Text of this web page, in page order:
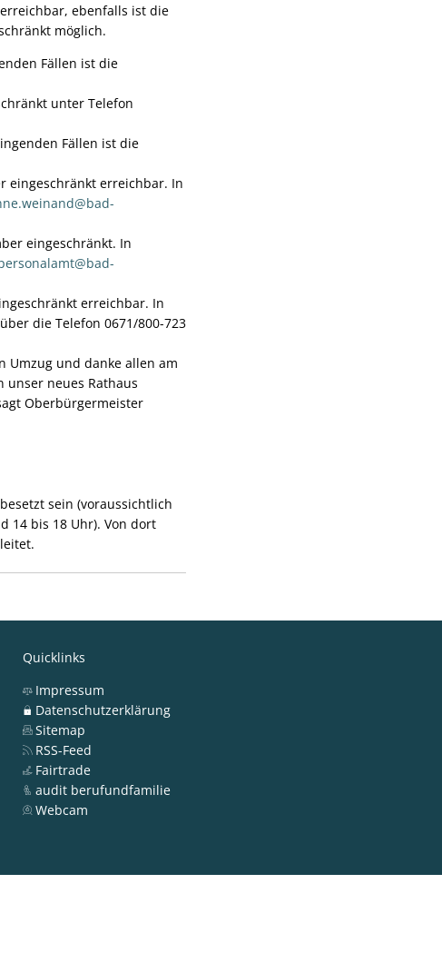
ebenfalls ist die
möglich.
Fällen ist die
unter Telefon
Fällen ist die
eingeschränkt erreichbar. In
eingeschränkt. In
erreichbar. In
die Telefon 0671/800-723
und danke allen am
neues Rathaus
Oberbürgermeister
sein (voraussichtlich
14 bis 18 Uhr). Von dort
Quicklinks
Impressum
Datenschutzerklärung
Sitemap
RSS-Feed
Fairtrade
audit berufundfamilie
Webcam